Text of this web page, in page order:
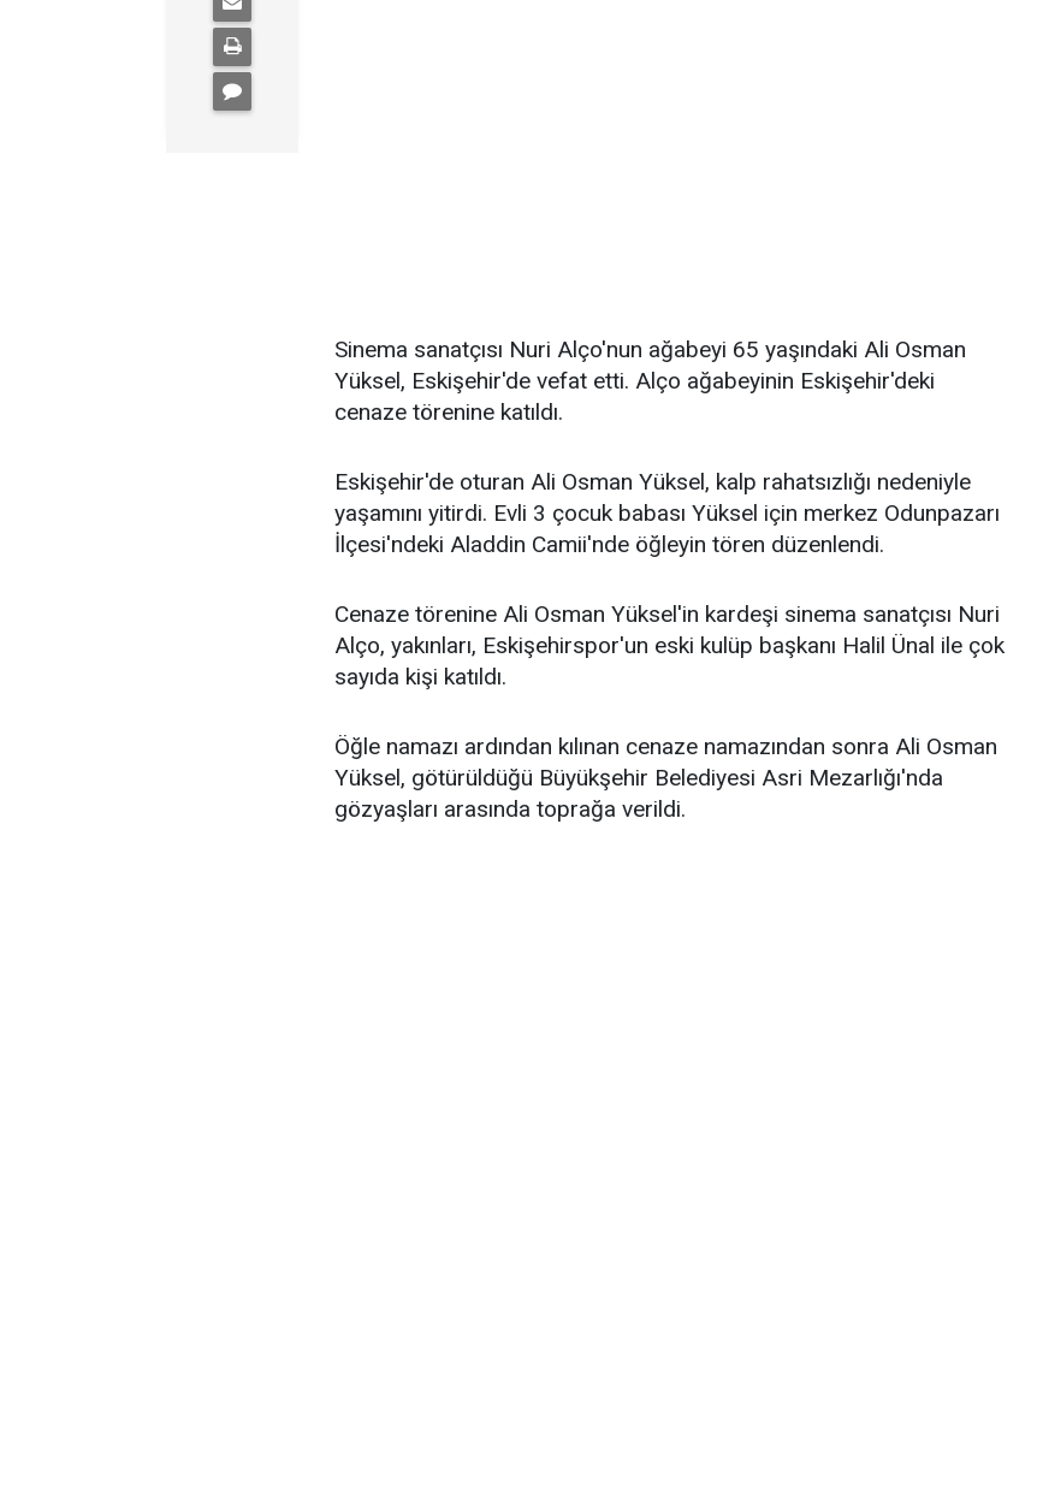
Sinema sanatçısı Nuri Alço'nun ağabeyi 65 yaşındaki Ali Osman
Yüksel, Eskişehir'de vefat etti. Alço ağabeyinin Eskişehir'deki
cenaze törenine katıldı.
Eskişehir'de oturan Ali Osman Yüksel, kalp rahatsızlığı nedeniyle
yaşamını yitirdi. Evli 3 çocuk babası Yüksel için merkez Odunpazarı
İlçesi'ndeki Aladdin Camii'nde öğleyin tören düzenlendi.
Cenaze törenine Ali Osman Yüksel'in kardeşi sinema sanatçısı Nuri
Alço, yakınları, Eskişehirspor'un eski kulüp başkanı Halil Ünal ile çok
sayıda kişi katıldı.
Öğle namazı ardından kılınan cenaze namazından sonra Ali Osman
Yüksel, götürüldüğü Büyükşehir Belediyesi Asri Mezarlığı'nda
gözyaşları arasında toprağa verildi.